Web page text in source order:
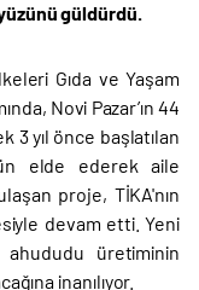
güldürdü.
Gıda ve Yaşam
Novi Pazar’ın 44
3 yıl önce başlatılan
elde ederek aile
proje, TİKA'nın
devam etti. Yeni
ahududu üretiminin
inanılıyor.